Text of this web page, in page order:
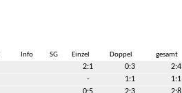
Info SG Einzel Doppel gesamt
2:1 0:3
2:4
- 1:1
1:1